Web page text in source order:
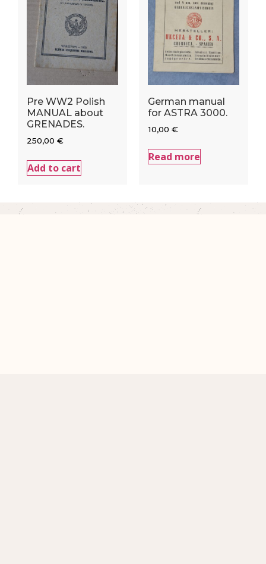
Pre WW2 Polish
MANUAL about
GRENADES.
250,00 €
Add to cart
German manual
for ASTRA 3000.
10,00 €
Read more